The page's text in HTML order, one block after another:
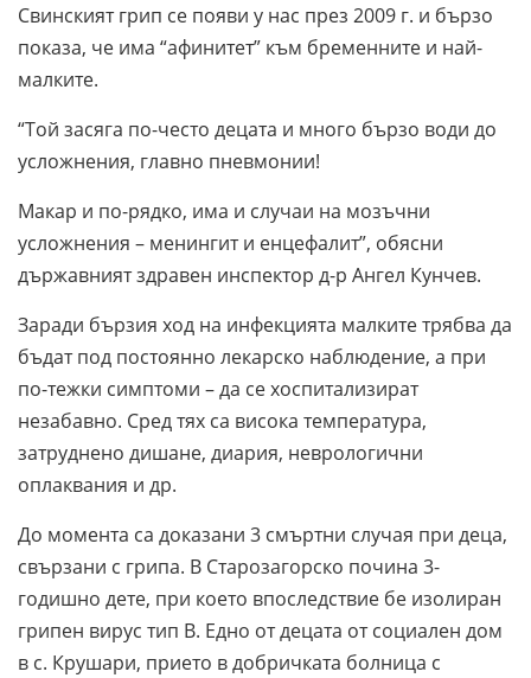
Свинският грип се появи у нас през 2009 г. и бързо
показа, че има “афинитет” към бременните и най-
малките.
“Той засяга по-често децата и много бързо води до
усложнения, главно пневмонии!
Макар и по-рядко, има и случаи на мозъчни
усложнения – менингит и енцефалит”, обясни
държавният здравен инспектор д-р Ангел Кунчев.
Заради бързия ход на инфекцията малките трябва да
бъдат под постоянно лекарско наблюдение, а при
по-тежки симптоми – да се хоспитализират
незабавно. Сред тях са висока температура,
затруднено дишане, диария, неврологични
оплаквания и др.
До момента са доказани 3 смъртни случая при деца,
свързани с грипа. В Старозагорско почина 3-
годишно дете, при което впоследствие бе изолиран
грипен вирус тип В. Едно от децата от социален дом
в с. Крушари, прието в добричката болница с